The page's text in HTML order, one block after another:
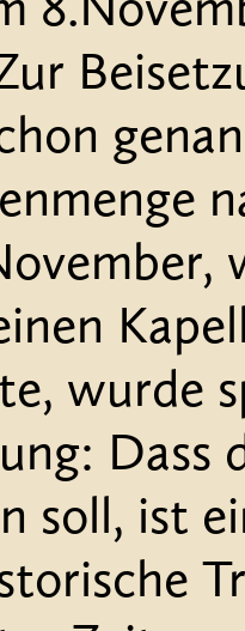
wurde
Dass
soll, ist